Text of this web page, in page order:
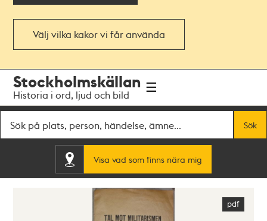
Välj vilka kakor vi får använda
navigationen
huvudinnehållet
Stockholmskällan
Historia i ord, ljud och bild
Sök
Visa vad som finns nära mig